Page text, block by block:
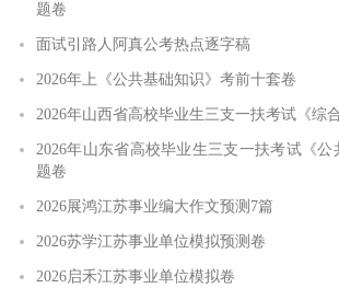
题卷
面试引路人阿真公考热点逐字稿
2026年上《公共基础知识》考前十套卷
2026年山西省高校毕业生三支一扶考试《综
2026年山东省高校毕业生三支一扶考试《公
题卷
2026展鸿江苏事业编大作文预测7篇
2026苏学江苏事业单位模拟预测卷
2026启禾江苏事业单位模拟卷